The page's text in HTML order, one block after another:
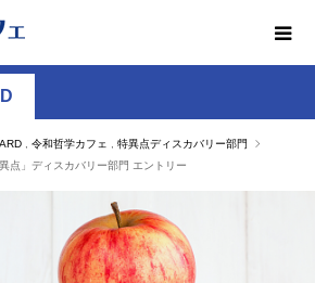
令和哲学カフェ
特異点ディスカバリー部門
点」ディスカバリー部門 エントリー